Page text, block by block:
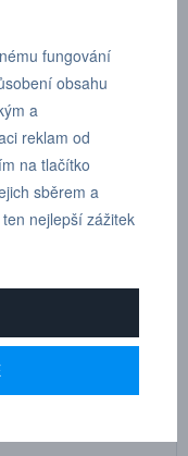
942
fungování
obsahu
a
reklam od
na tlačítko
sběrem a
nejlepší zážitek